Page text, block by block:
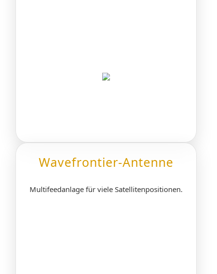
Wavefrontier-Antenne
Multifeedanlage für viele Satellitenpositionen.